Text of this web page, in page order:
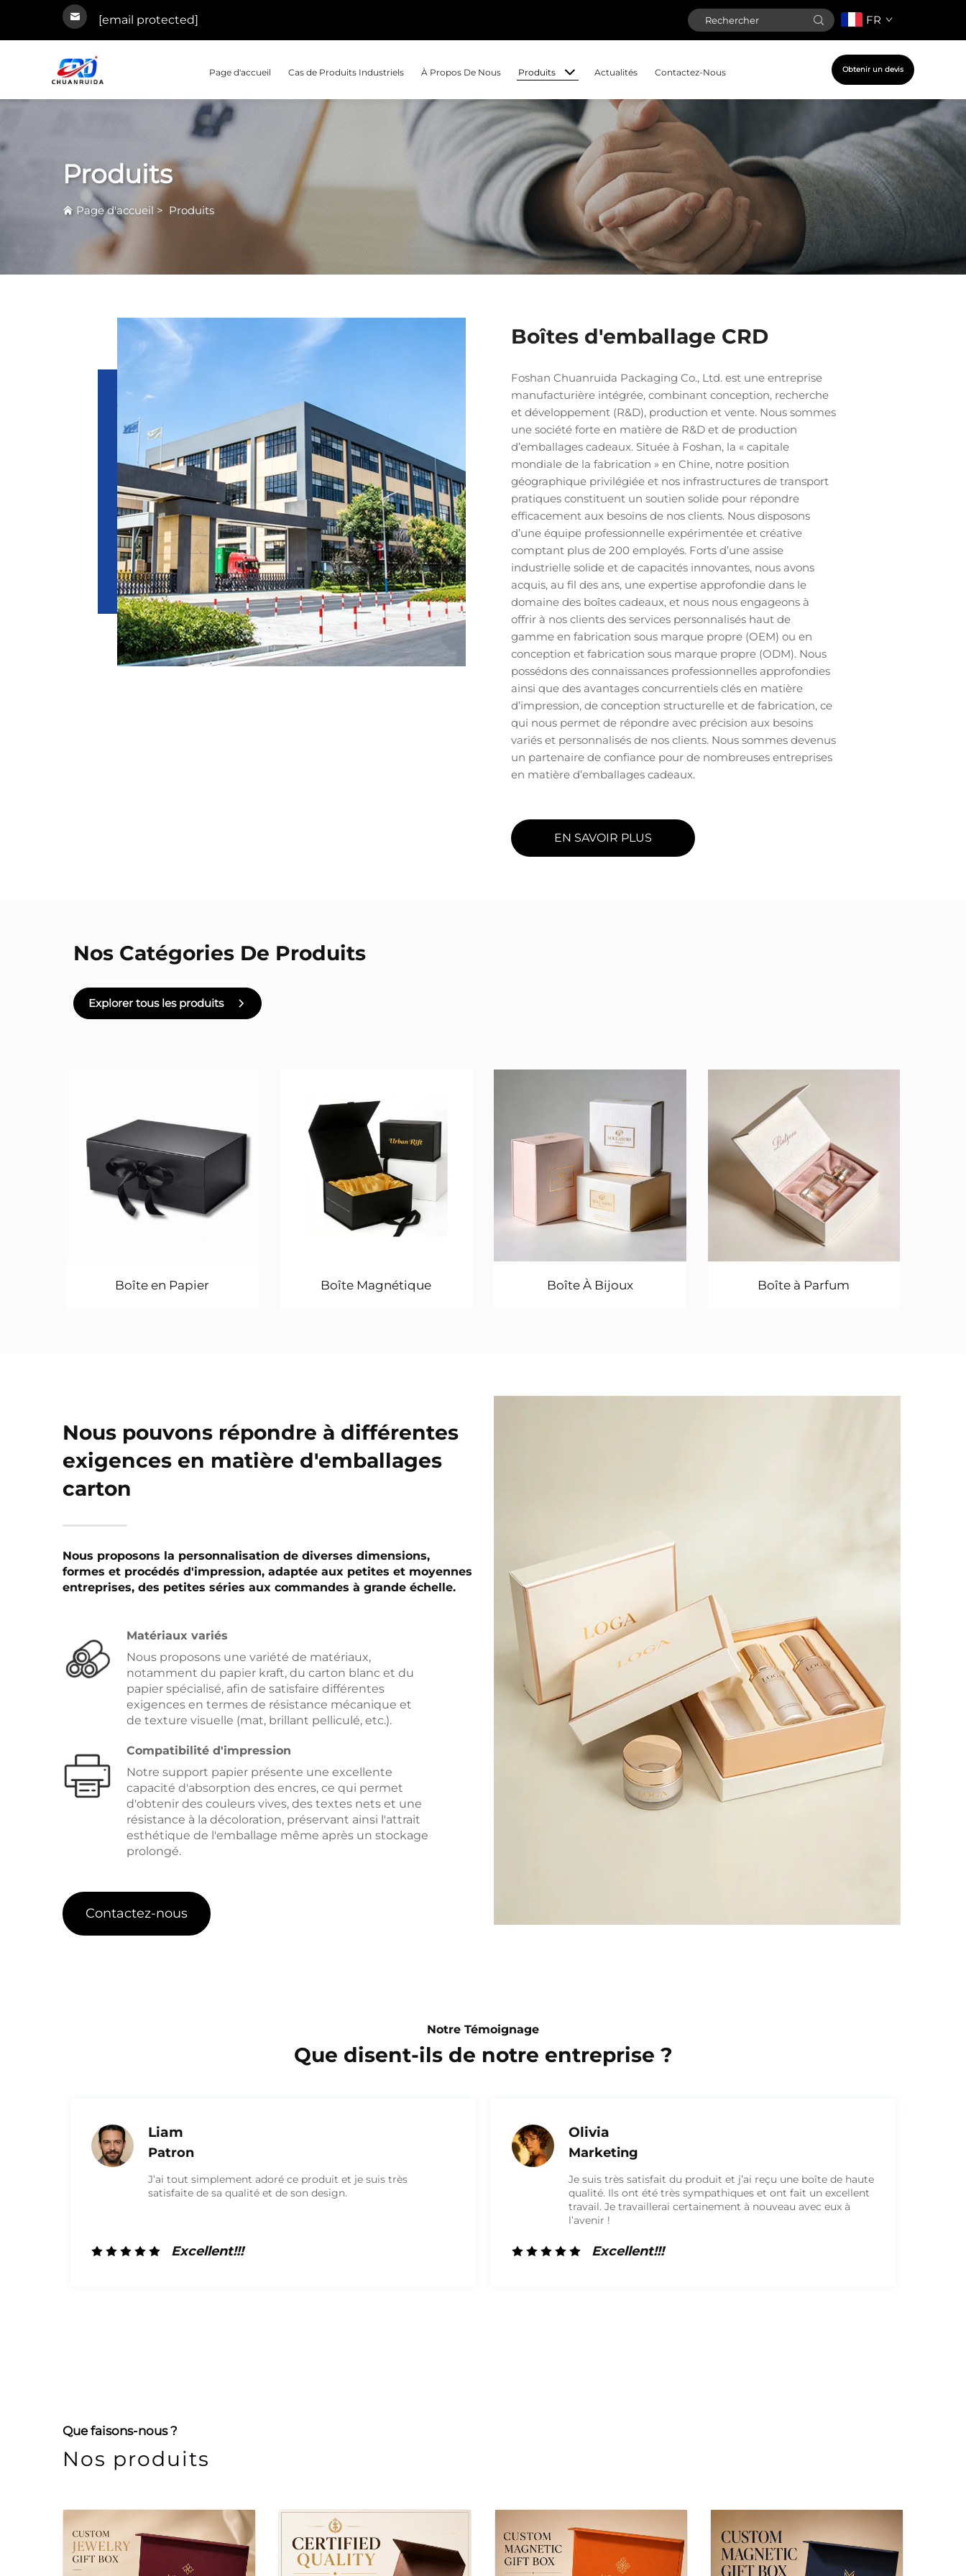
[email protected] FR
Page d'accueil Cas de Produits Industriels À Propos De Nous Produits Actualités Contactez-Nous Obtenir un devis
Produits
Page d'accueil> Produits
Boîtes d'emballage CRD
Foshan Chuanruida Packaging Co., Ltd. est une entreprise
manufacturière intégrée, combinant conception, recherche
et développement (R&D), production et vente. Nous sommes
une société forte en matière de R&D et de production
d’emballages cadeaux. Située à Foshan, la « capitale
mondiale de la fabrication » en Chine, notre position
géographique privilégiée et nos infrastructures de transport
pratiques constituent un soutien solide pour répondre
efficacement aux besoins de nos clients. Nous disposons
d’une équipe professionnelle expérimentée et créative
comptant plus de 200 employés. Forts d’une assise
industrielle solide et de capacités innovantes, nous avons
acquis, au fil des ans, une expertise approfondie dans le
domaine des boîtes cadeaux, et nous nous engageons à
offrir à nos clients des services personnalisés haut de
gamme en fabrication sous marque propre (OEM) ou en
conception et fabrication sous marque propre (ODM). Nous
possédons des connaissances professionnelles approfondies
ainsi que des avantages concurrentiels clés en matière
d’impression, de conception structurelle et de fabrication, ce
qui nous permet de répondre avec précision aux besoins
variés et personnalisés de nos clients. Nous sommes devenus
un partenaire de confiance pour de nombreuses entreprises
en matière d’emballages cadeaux.
EN SAVOIR PLUS
Nos Catégories De Produits
Explorer tous les produits
Boîte en Papier Boîte Magnétique Boîte À Bijoux Boîte à Parfum
Nous pouvons répondre à différentes
exigences en matière d'emballages
carton
Nous proposons la personnalisation de diverses dimensions,
formes et procédés d'impression, adaptée aux petites et moyennes
entreprises, des petites séries aux commandes à grande échelle.
Matériaux variés
Nous proposons une variété de matériaux,
notamment du papier kraft, du carton blanc et du
papier spécialisé, afin de satisfaire différentes
exigences en termes de résistance mécanique et
de texture visuelle (mat, brillant pelliculé, etc.).
Compatibilité d'impression
Notre support papier présente une excellente
capacité d'absorption des encres, ce qui permet
d'obtenir des couleurs vives, des textes nets et une
résistance à la décoloration, préservant ainsi l'attrait
esthétique de l'emballage même après un stockage
prolongé.
Contactez-nous
Notre Témoignage
Que disent-ils de notre entreprise ?
Olivia
Marketing
Je suis très satisfait du produit et j’ai reçu une boîte de haute
qualité. Ils ont été très sympathiques et ont fait un excellent
Excellent!!!
William
Vente
Qualité exceptionnelle de l'impression et des couleurs du
carton
Excellent!!!
Que faisons-nous ?
Nos produits